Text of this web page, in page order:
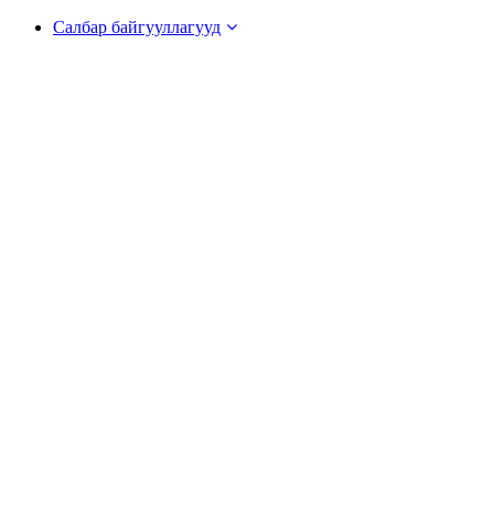
Салбар байгууллагууд